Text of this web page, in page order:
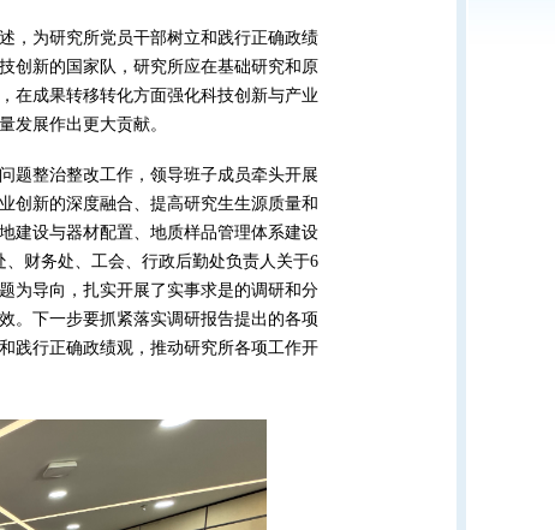
，为研究所党员干部树立和践行正确政绩
创新的国家队，研究所应在基础研究和原
在成果转移转化方面强化科技创新与产业
发展作出更大贡献。
题整治整改工作，领导班子成员牵头开展
创新的深度融合、提高研究生生源质量和
建设与器材配置、地质样品管理体系建设
财务处、工会、行政后勤处负责人关于6
为导向，扎实开展了实事求是的调研和分
。下一步要抓紧落实调研报告提出的各项
践行正确政绩观，推动研究所各项工作开